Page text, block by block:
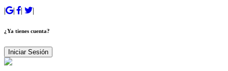
| | | |
¿Ya tienes cuenta?
Iniciar Sesión